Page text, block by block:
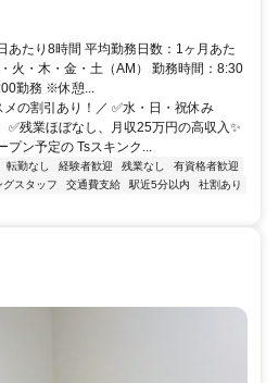
あたり8時間 平均勤務日数：1ヶ月あた
火・木・金・土（AM） 勤務時間：8:30
勤務 ※休憩...
の割引あり！／ ✅水・日・祝休み
✅残業ほぼなし、月収25万円の高収入✨
プン予定の Tsスキンク...
転勤なし 経験者歓迎 残業なし
有資格者歓迎
グスタッフ 交通費支給 駅近5分以内
社割あり